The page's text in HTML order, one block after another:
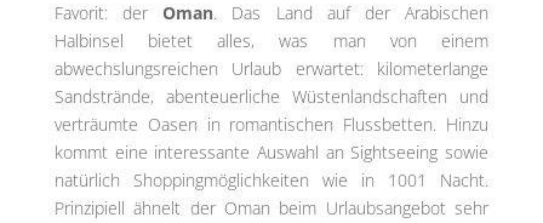
Favorit: derOman. Das Land auf der Arabischen
Halbinsel bietet alles, was man von einem
abwechslungsreichen Urlaub erwartet: kilometerlange
Sandstrände, abenteuerliche Wüstenlandschaften und
verträumte Oasen in romantischen Flussbetten. Hinzu
kommt eine interessante Auswahl an Sightseeing sowie
natürlich Shoppingmöglichkeiten wie in 1001 Nacht.
Prinzipiell ähnelt der Oman beim Urlaubsangebot sehr